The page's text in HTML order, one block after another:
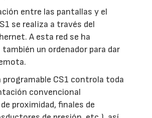
entre las pantallas y el
se realiza a través del
A esta red se ha
un ordenador para dar
programable CS1 controla toda
convencional
proximidad, finales de